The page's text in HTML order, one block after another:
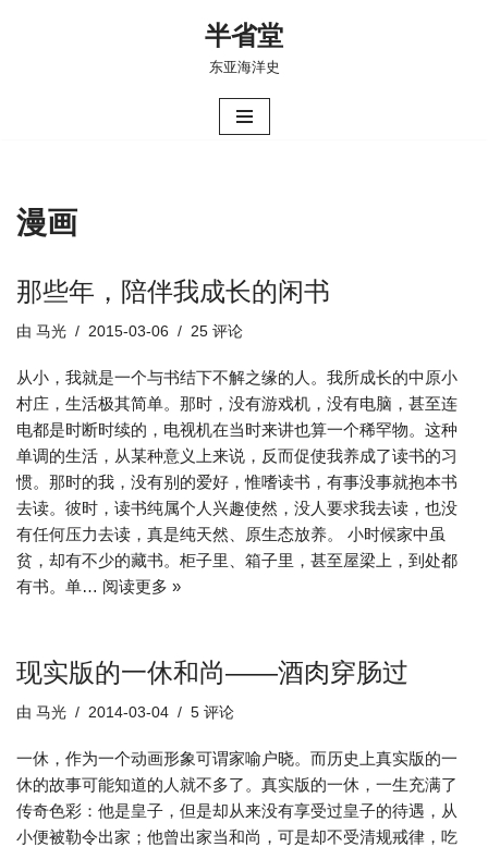
半省堂
东亚海洋史
漫画
那些年，陪伴我成长的闲书
由 马光 2015-03-06 25 评论
从小，我就是一个与书结下不解之缘的人。我所成长的中原小
村庄，生活极其简单。那时，没有游戏机，没有电脑，甚至连
电都是时断时续的，电视机在当时来讲也算一个稀罕物。这种
单调的生活，从某种意义上来说，反而促使我养成了读书的习
惯。那时的我，没有别的爱好，惟嗜读书，有事没事就抱本书
去读。彼时，读书纯属个人兴趣使然，没人要求我去读，也没
有任何压力去读，真是纯天然、原生态放养。 小时候家中虽
贫，却有不少的藏书。柜子里、箱子里，甚至屋梁上，到处都
有书。单… 阅读更多 »
现实版的一休和尚——酒肉穿肠过
由 马光 2014-03-04 5 评论
一休，作为一个动画形象可谓家喻户晓。而历史上真实版的一
休的故事可能知道的人就不多了。真实版的一休，一生充满了
传奇色彩：他是皇子，但是却从来没有享受过皇子的待遇，从
小便被勒令出家；他曾出家当和尚，可是却不受清规戒律，吃